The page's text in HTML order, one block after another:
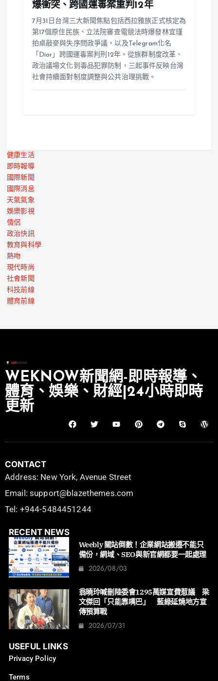
爆衝突、跨國運毒案重判12年
7月31日台灣三大新聞焦點包括西拉雅族正式核定為
第17個原住民族、立法院審查電競法時爆發林宜瑾
拍桌敲麥與失序問政爭議，以及Telegram化名
「Dior」跨國運毒案判刑12年。從族群制度改革、
政治議場文化到毒品犯罪防制，三起事件反映台灣
社會持續面對制度調整與公共治理挑戰。
健康生活
即時報導
國際新聞
國際消息
天氣氣象
娛樂影視
情侶
政治快訊
教育與科學
熱吻
現代時尚
社會新聞
科技前線
體育前線
WEKNOW新聞網-即時報導、
體育、娛樂、財經|24小時即時
更新
CONTACT
Address: New York, Avenue Street
Email: support@blazethemes.com
Tel: +944-5484451244
RECENT NEWS
Weebly 關站倒數！企業網站搬遷不能只
備份，網域、SEO與新官網都要一起處理
2026/08/03
翁曉玲喊刪陸委會1295萬媒宣費惹議 梁
文傑回「只能靠嘴巴」 藍綠延燒地方宣
傳預算戰
2026/07/31
USEFUL LINKS
Privacy Policy
Terms